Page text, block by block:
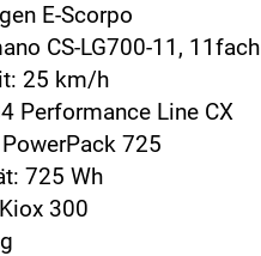
E-Scorpo
CS-LG700-11, 11fach
25 km/h
Performance Line CX
725
725 Wh
300